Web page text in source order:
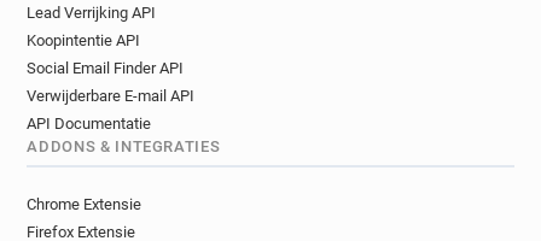
Lead Verrijking API
Koopintentie API
Social Email Finder API
Verwijderbare E-mail API
API Documentatie
ADDONS & INTEGRATIES
Chrome Extensie
Firefox Extensie